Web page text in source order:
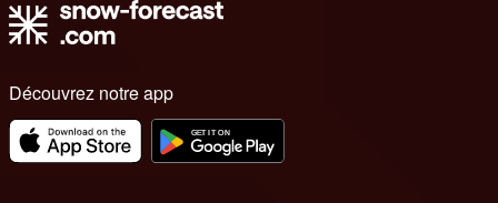
Découvrez notre app